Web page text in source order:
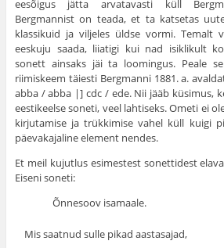
eesõigus jätta arvatavasti küll
Bergmannist on teada, et ta katsetas
klassikuid ja viljeles üldse vormi. Temalt
eeskuju saada, liiatigi kui nad isiklikult
sonett ainsaks jäi ta loomingus. Peale
riimiskeem täiesti Bergmanni 1881. a.
abba / abba |] cdc / ede. Nii jääb küsimus,
eestikeelse soneti, veel lahtiseks. Ometi ei
kirjutamise ja trükkimise vahel küll kuigi
päevakajaline element nendes.
Et meil kujutlus esimestest sonettidest
Eiseni soneti:
Õnnesoov isamaale.
Mis saatnud sulle pikad aastasajad,